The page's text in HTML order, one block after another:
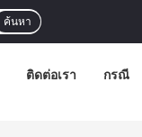
ค้นหา
ติดต่อเรา กรณี